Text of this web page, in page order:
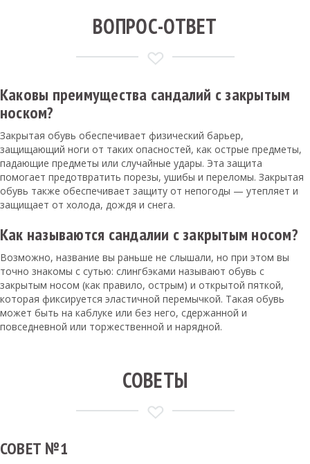
ВОПРОС-ОТВЕТ
Каковы преимущества сандалий с закрытым
носком?
Закрытая обувь обеспечивает физический барьер,
защищающий ноги от таких опасностей, как острые предметы,
падающие предметы или случайные удары. Эта защита
помогает предотвратить порезы, ушибы и переломы. Закрытая
обувь также обеспечивает защиту от непогоды — утепляет и
защищает от холода, дождя и снега.
Как называются сандалии с закрытым носом?
Возможно, название вы раньше не слышали, но при этом вы
точно знакомы с сутью: слингбэками называют обувь с
закрытым носом (как правило, острым) и открытой пяткой,
которая фиксируется эластичной перемычкой. Такая обувь
может быть на каблуке или без него, сдержанной и
повседневной или торжественной и нарядной.
СОВЕТЫ
СОВЕТ №1